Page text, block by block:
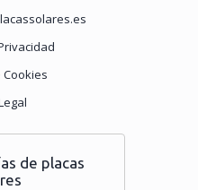
Cookies
de placas